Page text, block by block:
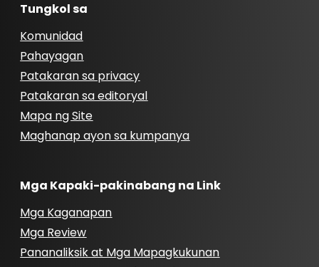
Tungkol sa
Komunidad
Pahayagan
Patakaran sa privacy
Patakaran sa editoryal
Mapa ng Site
Maghanap ayon sa kumpanya
Mga Kapaki-pakinabang na Link
Mga Kaganapan
Mga Review
Pananaliksik at Mga Mapagkukunan